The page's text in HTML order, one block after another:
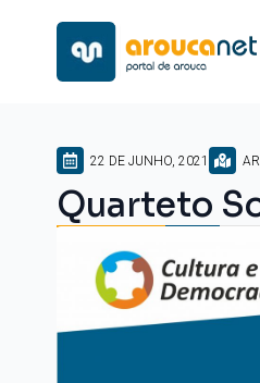
22 DE JUNHO, 2021
Quarteto